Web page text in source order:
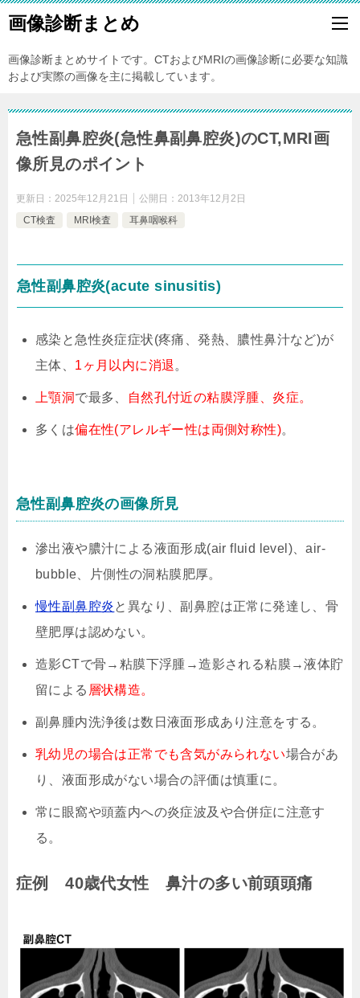
画像診断まとめ
画像診断まとめサイトです。CTおよびMRIの画像診断に必要な知識
および実際の画像を主に掲載しています。
急性副鼻腔炎(急性鼻副鼻腔炎)のCT,MRI画
像所見のポイント
更新日： 2025年12月21日 公開日： 2013年12月2日
CT検査
MRI検査 耳鼻咽喉科
急性副鼻腔炎(acute sinusitis)
感染と急性炎症症状(疼痛、発熱、膿性鼻汁など)が
主体、 1ヶ月以内に消退 。
上顎洞で最多、 自然孔付近の粘膜浮腫、炎症。
多くは偏在性(アレルギー性は両側対称性)。
急性副鼻腔炎の画像所見
滲出液や膿汁による液面形成(air fluid level)、air-
bubble、片側性の洞粘膜肥厚。
慢性副鼻腔炎と異なり、副鼻腔は正常に発達し、骨
壁肥厚は認めない。
造影CTで骨→粘膜下浮腫→造影される粘膜→液体貯
留による 層状構造。
副鼻腫内洗浄後は数日液面形成あり注意をする。
乳幼児の場合は正常でも含気がみられない場合があ
り、液面形成がない場合の評価は慎重に。
常に眼窩や頭蓋内への炎症波及や合併症に注意す
る。
症例 40歳代女性 鼻汁の多い前頭頭痛